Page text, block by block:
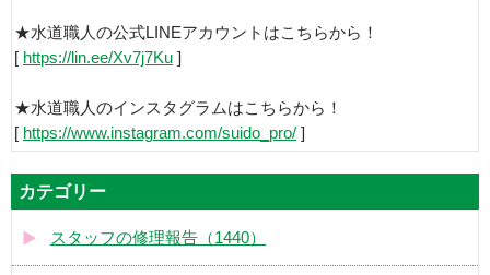
★水道職人の公式LINEアカウントはこちらから！
[ https://lin.ee/Xv7j7Ku ]
★水道職人のインスタグラムはこちらから！
[ https://www.instagram.com/suido_pro/ ]
カテゴリー
スタッフの修理報告（1440）